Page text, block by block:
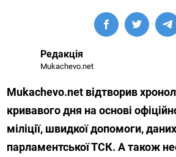
Редакція
Mukachevo.net
Mukachevo.net відтворив
кривавого дня на основі
міліції, швидкої допомоги, даних
парламентської ТСК. А також